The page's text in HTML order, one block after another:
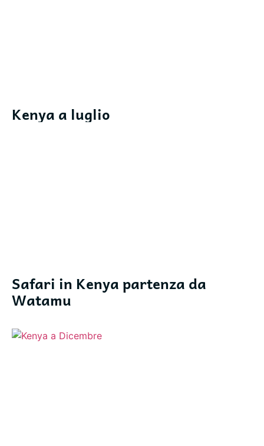
Kenya a luglio
Safari in Kenya partenza da
Watamu